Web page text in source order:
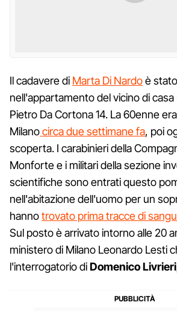
Il cadavere di Marta Di Nardoè
nell'appartamento del vicino di
Pietro Da Cortona 14. La 60enne
Milanocirca due settimane fa, poi
scoperta. I carabinieri della
Monforte e i militari della sezione
scientifiche sono entrati questo
nell'abitazione dell'uomo per un
hannotrovato prima tracce di
Sul posto è arrivato intorno alle 20
ministero di Milano Leonardo Lesti
l'interrogatorio diDomenico Livrieri